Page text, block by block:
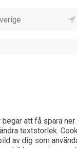
att få spara
textstorlek.
av dig som